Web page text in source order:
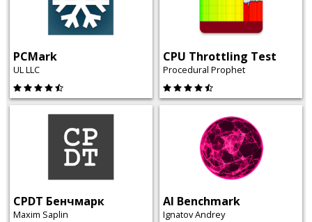
PCMark
UL LLC
CPU Throttling Test
Procedural Prophet
CPDT Бенчмарк
Maxim Saplin
AI Benchmark
Ignatov Andrey